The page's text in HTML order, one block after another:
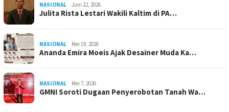
NASIONAL Juni 22, 2026
Julita Rista Lestari Wakili Kaltim di PA…
NASIONAL Mei 19, 2026
Ananda Emira Moeis Ajak Desainer Muda Ka…
NASIONAL Mei 7, 2026
GMNI Soroti Dugaan Penyerobotan Tanah Wa…